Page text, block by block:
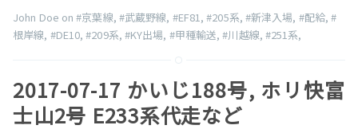
John Doe on#京葉線, #武蔵野線, #EF81 ,#205系, #新津入場, #配給,#
根岸線, #DE10,#209系, #KY出場, #甲種輸送,#川越線, #251系,
2017-07-17 かいじ188号, ホリ快富
士山2号 E233系代走など